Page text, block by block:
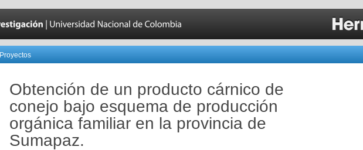
Proyectos
Obtención de un producto cárnico de
conejo bajo esquema de producción
orgánica familiar en la provincia de
Sumapaz.